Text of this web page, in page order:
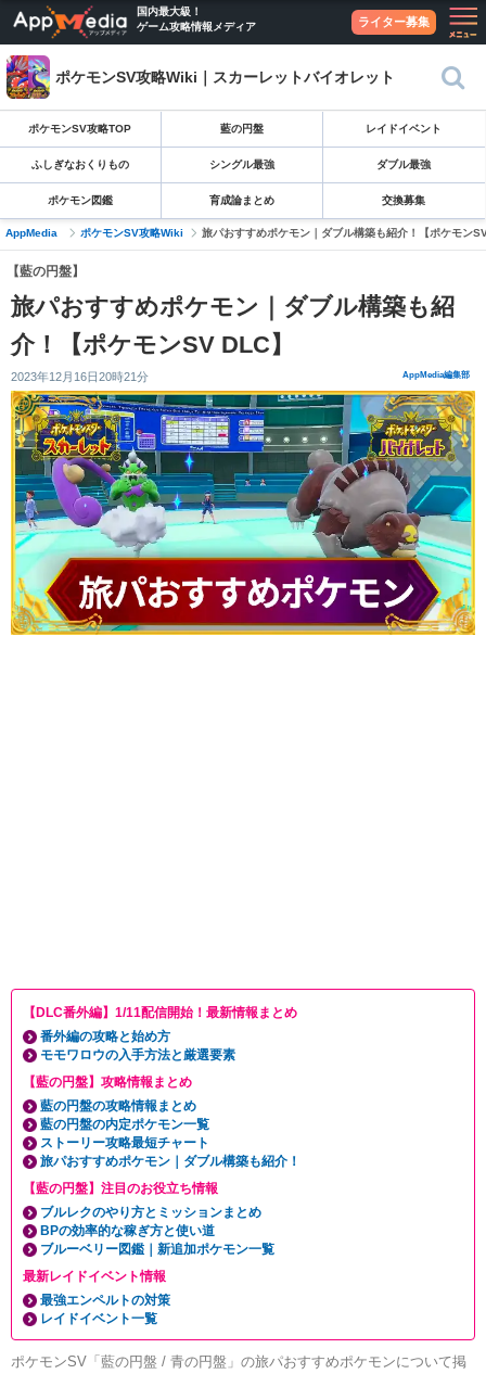
国内最大級！
ゲーム攻略情報メディア
ライター募集
ポケモンSV攻略Wiki｜スカーレットバイオレット
ポケモンSV攻略TOP 藍の円盤 レイドイベント
ふしぎなおくりもの シングル最強 ダブル最強
ポケモン図鑑 育成論まとめ 交換募集
AppMedia ポケモンSV攻略Wiki 旅パおすすめポケモン｜ダブル構築も紹介！【ポケモン
【藍の円盤】
旅パおすすめポケモン｜ダブル構築も紹
介！【ポケモンSV DLC】
2023年12月16日20時21分 AppMedia編集部
【DLC番外編】1/11配信開始！最新情報まとめ
番外編の攻略と始め方
モモワロウの入手方法と厳選要素
【藍の円盤】攻略情報まとめ
藍の円盤の攻略情報まとめ
藍の円盤の内定ポケモン一覧
ストーリー攻略最短チャート
旅パおすすめポケモン｜ダブル構築も紹介！
【藍の円盤】注目のお役立ち情報
ブルレクのやり方とミッションまとめ
BPの効率的な稼ぎ方と使い道
ブルーベリー図鑑｜新追加ポケモン一覧
最新レイドイベント情報
最強エンペルトの対策
レイドイベント一覧
ポケモンSV「藍の円盤 / 青の円盤」の旅パおすすめポケモンについて掲